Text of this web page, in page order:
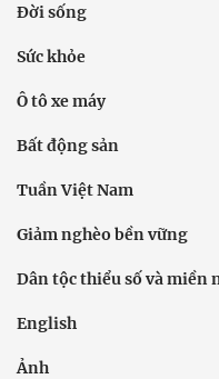
Đời sống
Sức khỏe
Ô tô xe máy
Bất động sản
Tuần Việt Nam
Giảm nghèo bền vững
Dân tộc thiểu số và miền
English
Ảnh